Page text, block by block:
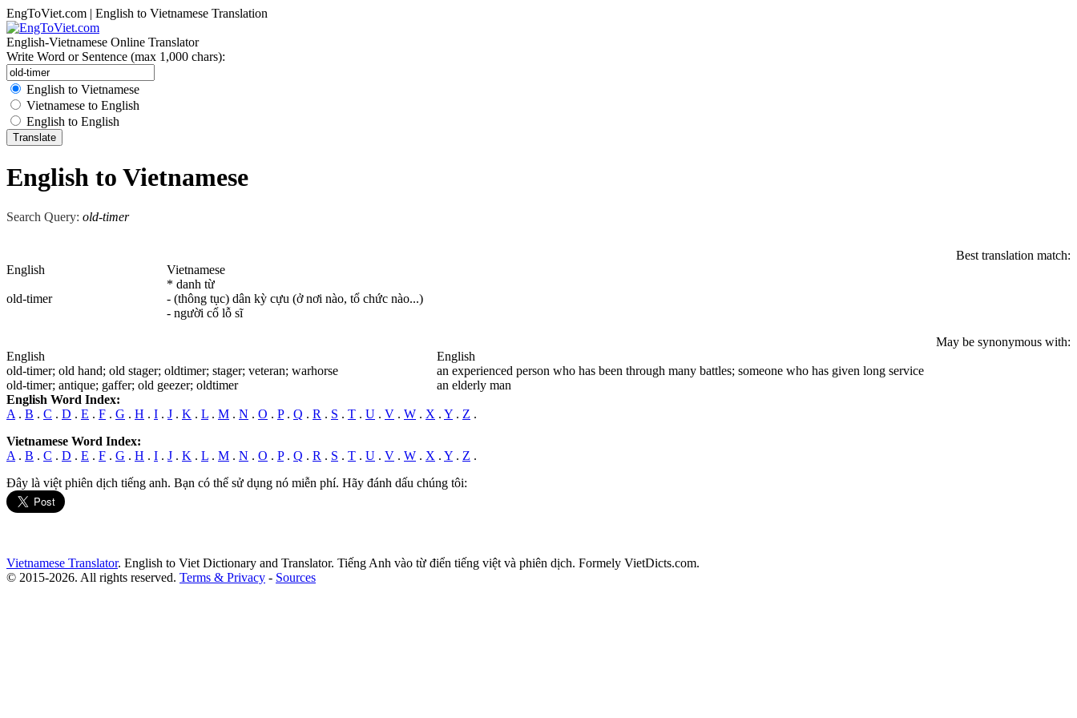
EngToViet.com | English to Vietnamese Translation
English-Vietnamese Online Translator
Write Word or Sentence (max 1,000 chars):
English to Vietnamese
Vietnamese to English
English to English
English to Vietnamese
Search Query: old-timer
Best translation match:
English
Vietnamese
old-timer
* danh từ
- (thông tục) dân kỳ cựu (ở nơi nào, tổ chức nào...)
- người cổ lỗ sĩ
May be synonymous with:
English
English
old-timer; old hand; old stager; oldtimer; stager; veteran; warhorse
an experienced person who has been through many battles; someone who has given long service
old-timer; antique; gaffer; old geezer; oldtimer
an elderly man
English Word Index:
A . B . C . D . E . F . G . H . I . J . K . L . M . N . O . P. Q . R . S . T . U . V . W . X . Y . Z .
Vietnamese Word Index:
A . B . C . D . E . F . G . H . I . J . K . L . M . N . O . P. Q . R . S . T . U . V . W . X . Y . Z .
Đây là việt phiên dịch tiếng anh. Bạn có thể sử dụng nó miễn phí. Hãy đánh dấu chúng tôi:
Vietnamese Translator. English to Viet Dictionary and Translator. Tiếng Anh vào từ điển tiếng việt và phiên dịch. Formely VietDicts.com.
© 2015-2026. All rights reserved. Terms & Privacy - Sources